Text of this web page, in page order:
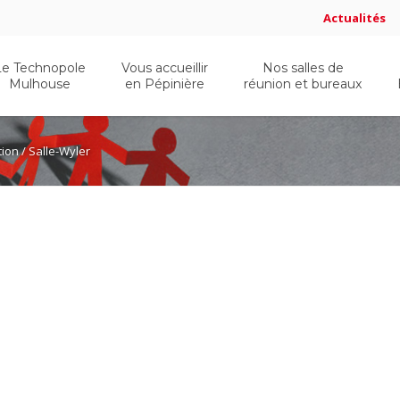
Actualités
Technopole
Mulhouse
Vous accueillir
en Pépinière
Nos salles de
réunion et bureaux
/ Salle-Wyler